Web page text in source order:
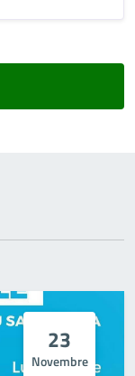
23
Novembre